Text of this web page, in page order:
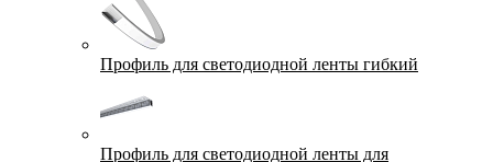
Профиль для светодиодной ленты гибкий
Профиль для светодиодной ленты для